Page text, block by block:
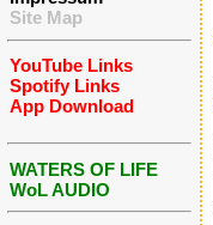
Site Map
YouTube Links
Spotify Links
App Download
WATERS OF LIFE
WoL AUDIO